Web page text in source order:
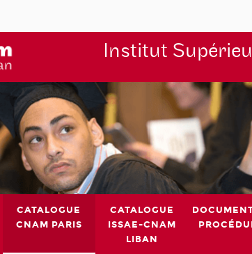
Institut
CATALOGUE
CNAM PARIS
CATALOGUE
ISSAE-CNAM
LIBAN